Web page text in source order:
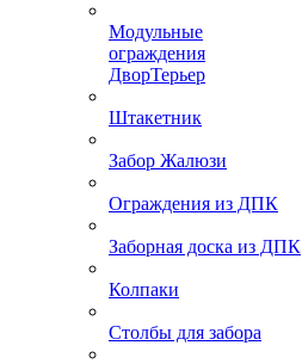
Модульные
ограждения
ДворТерьер
Штакетник
Забор Жалюзи
Ограждения из ДПК
Заборная доска из ДПК
Колпаки
Столбы для забора